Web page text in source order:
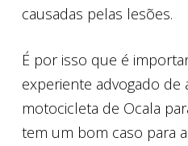
causadas pelas lesões.
É por isso que é
experiente advogado de
motocicleta de Ocala
tem um bom caso para